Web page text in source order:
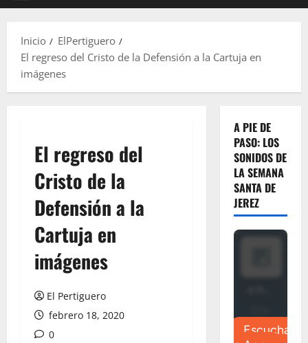
Inicio
ElPertiguero
El regreso del Cristo de la Defensión a la Cartuja en
imágenes
El regreso del
Cristo de la
Defensión a la
Cartuja en
imágenes
El Pertiguero
febrero 18, 2020
0
A PIE DE
PASO: LOS
SONIDOS DE
LA SEMANA
SANTA DE
JEREZ